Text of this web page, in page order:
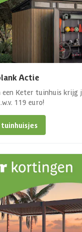
Actie
een Keter tuinhuis krijg
119 euro!